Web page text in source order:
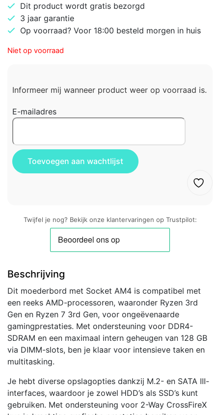
Dit product wordt gratis bezorgd
3 jaar garantie
Op voorraad? Voor 18:00 besteld morgen in huis
Niet op voorraad
Informeer mij wanneer product weer op voorraad is.
E-mailadres
Twijfel je nog? Bekijk onze klantervaringen op Trustpilot:
Beschrijving
Dit moederbord met Socket AM4 is compatibel met
een reeks AMD-processoren, waaronder Ryzen 3rd
Gen en Ryzen 7 3rd Gen, voor ongeëvenaarde
gamingprestaties. Met ondersteuning voor DDR4-
SDRAM en een maximaal intern geheugen van 128 GB
via DIMM-slots, ben je klaar voor intensieve taken en
multitasking.
Je hebt diverse opslagopties dankzij M.2- en SATA III-
interfaces, waardoor je zowel HDD’s als SSD’s kunt
gebruiken. Met ondersteuning voor 2-Way CrossFireX